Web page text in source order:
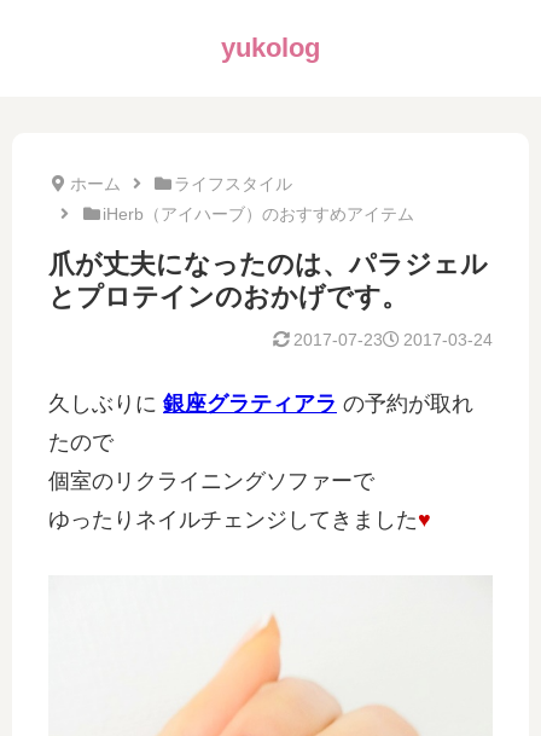
yukolog
ホーム
ライフスタイル
iHerb（アイハーブ）のおすすめアイテム
爪が丈夫になったのは、パラジェル
とプロテインのおかげです。
2017-03-24
2017-07-23
久しぶりに 銀座グラティアラ の予約が取れ
たので
個室のリクライニングソファーで
ゆったりネイルチェンジしてきました♥